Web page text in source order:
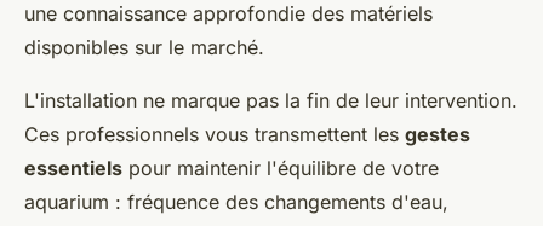
une connaissance approfondie des matériels
disponibles sur le marché.
L'installation ne marque pas la fin de leur intervention.
Ces professionnels vous transmettent les gestes
essentiels pour maintenir l'équilibre de votre
aquarium : fréquence des changements d'eau,